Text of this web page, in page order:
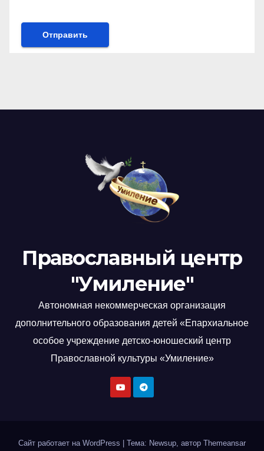
Православный центр
"Умиление"
Автономная некоммерческая организация
дополнительного образования детей «Епархиальное
особое учреждение детско-юношеский центр
Православной культуры «Умиление»
Сайт работает на WordPress Тема: Newsup, автор Themeansar